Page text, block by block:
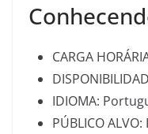
CARGA
IDIOMA:
PÚBLICO